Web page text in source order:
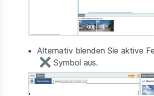
Alternativ blenden Sie aktive
Symbol aus.